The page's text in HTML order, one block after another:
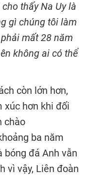
thấy Na Uy là
gì chúng tôi làm
mất 28 năm
không ai có thể
còn lớn hơn,
xúc hơn khi đối
chào
ba năm
bóng đá Anh vẫn
vì vậy, Liên đoàn